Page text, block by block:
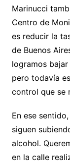
Marinucci
Centro de
es reducir la
de Buenos
logramos
pero todavía
control que se
En ese
siguen
alcohol.
en la calle